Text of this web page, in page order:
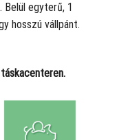
Belül egyterű, 1
hosszú vállpánt.